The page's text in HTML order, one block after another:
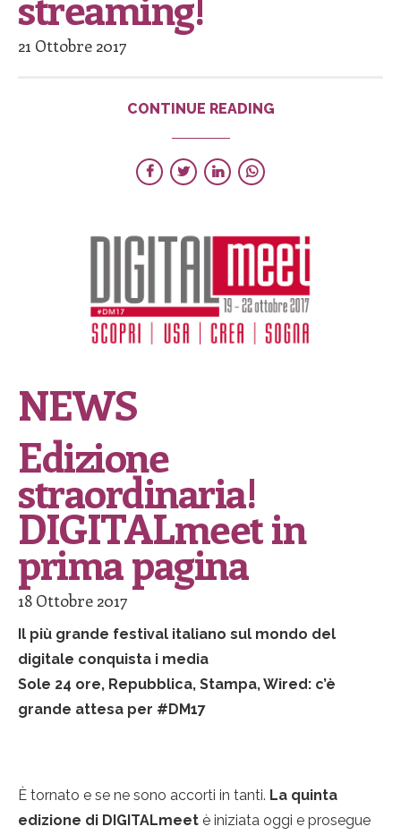
21 Ottobre 2017
CONTINUE READING
NEWS
Edizione
straordinaria!
DIGITALmeet in
prima pagina
18 Ottobre 2017
Il più grande festival italiano sul mondo del
digitale conquista i media
Sole 24 ore, Repubblica, Stampa, Wired: c’è
grande attesa per #DM17
È tornato e se ne sono accorti in tanti. La quinta
edizione di DIGITALmeet è iniziata oggi e prosegue